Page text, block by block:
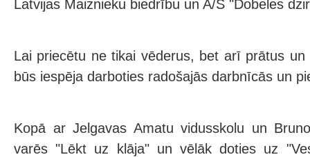
Latvijas Maiznieku biedrību un A/S "Dobeles
Lai priecētu ne tikai vēderus, bet arī prātus
būs iespēja darboties radošajās darbnīcās un
Kopā ar Jelgavas Amatu vidusskolu un
varēs "Lēkt uz klāja" un vēlāk doties uz